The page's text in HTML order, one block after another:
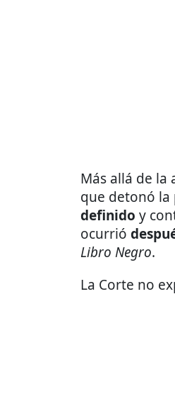
Más allá de la
que detonó la
definido y
ocurrió
Libro Negro.
La Corte no